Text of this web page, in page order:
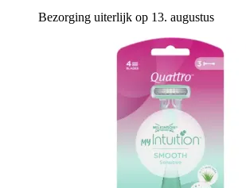
Bezorging uiterlijk op 13. augustus